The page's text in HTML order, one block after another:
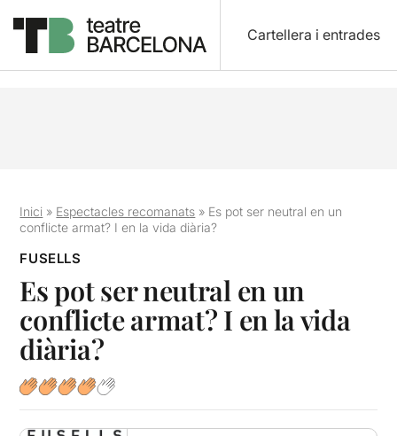
Cartellera i entrades
Inici » Espectacles recomanats » Es pot ser neutral en un
conflicte armat? I en la vida diària?
FUSELLS
Es pot ser neutral en un
conflicte armat? I en la vida
diària?